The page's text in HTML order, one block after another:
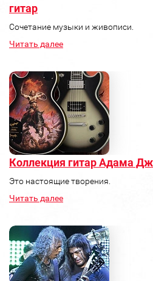
гитар
Сочетание музыки и живописи.
Читать далее
Коллекция гитар Адама
Это настоящие творения.
Читать далее